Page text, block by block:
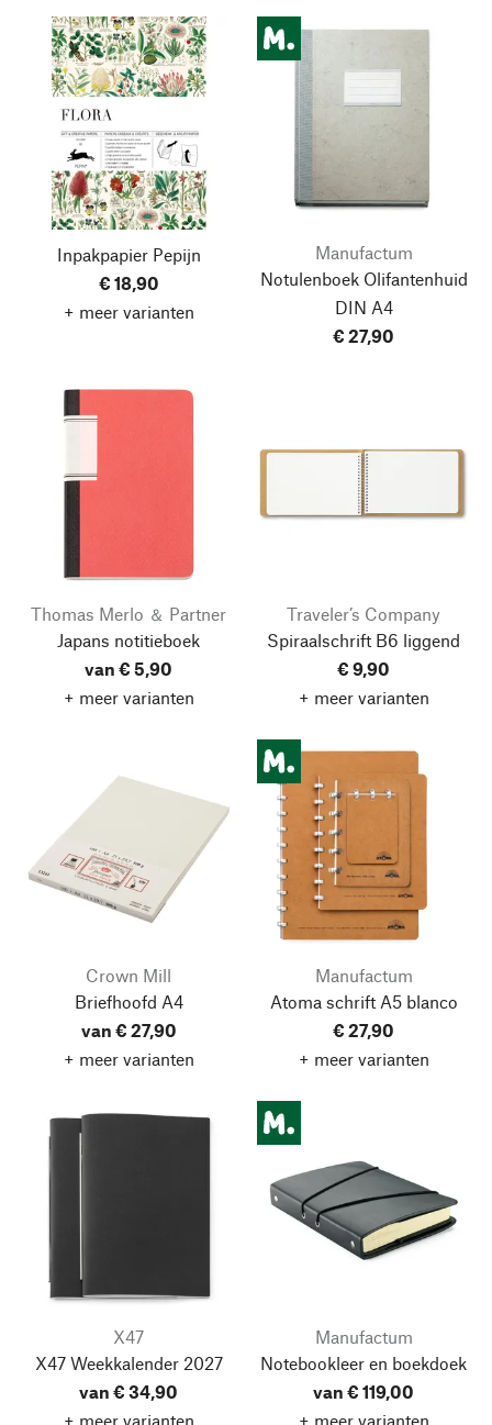
Inpakpapier Pepijn
€ 18,90
+ meer varianten
Manufactum
Notulenboek Olifantenhuid
DIN A4
€ 27,90
Thomas Merlo ＆ Partner
Japans notitieboek
van € 5,90
+ meer varianten
Traveler’s Company
Spiraalschrift B6 liggend
€ 9,90
+ meer varianten
Crown Mill
Briefhoofd A4
van € 27,90
+ meer varianten
Manufactum
Atoma schrift A5 blanco
€ 27,90
+ meer varianten
X47
X47 Weekkalender 2027
van € 34,90
+ meer varianten
Manufactum
Notebookleer en boekdoek
van € 119,00
+ meer varianten